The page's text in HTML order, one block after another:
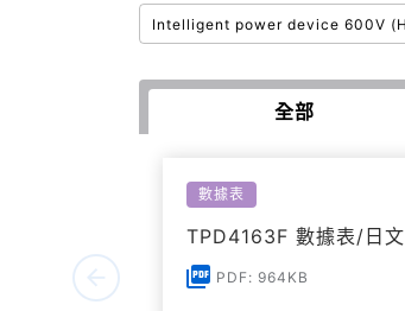
Intelligent power device 600V
全部
數據表
TPD4163F 數據表/日
PDF: 964KB